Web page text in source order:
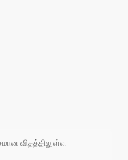
விதத்திலுள்ள